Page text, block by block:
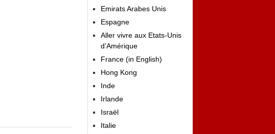
Emirats Arabes Unis
Espagne
Aller vivre aux Etats-Unis
d’Amérique
France (in English)
Hong Kong
Inde
Irlande
Israël
Italie